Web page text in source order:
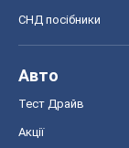
СНД посібники
Авто
Тест Драйв
Акції